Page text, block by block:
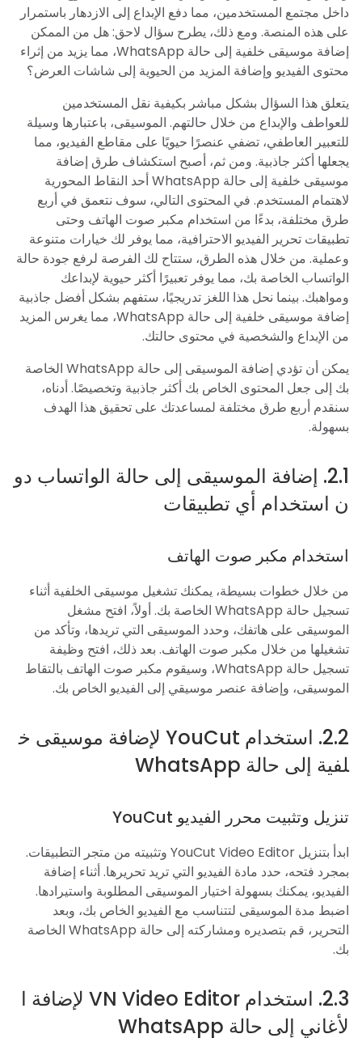
داخل مجتمع المستخدمين، مما دفع الإبداع إلى الازدهار باستمرار
على هذه المنصة. ومع ذلك، يطرح سؤال لاحق: هل من الممكن
إضافة موسيقى خلفية إلى حالة WhatsApp، مما يزيد من إثراء
محتوى الفيديو وإضافة المزيد من الحيوية إلى شاشات العرض؟
يتعلق هذا السؤال بشكل مباشر بكيفية نقل المستخدمين
للعواطف والإبداع من خلال حالتهم. الموسيقى، باعتبارها وسيلة
للتعبير العاطفي، تضفي عنصرًا حيويًا على مقاطع الفيديو، مما
يجعلها أكثر جاذبية. ومن ثم، أصبح استكشاف طرق إضافة
موسيقى خلفية إلى حالة WhatsApp أحد النقاط المحورية
لاهتمام المستخدم. في المحتوى التالي، سوف نتعمق في أربع
طرق مختلفة، بدءًا من استخدام مكبر صوت الهاتف وحتى
تطبيقات تحرير الفيديو الاحترافية، مما يوفر لك خيارات متنوعة
وعملية. من خلال هذه الطرق، ستتاح لك الفرصة لرفع جودة حالة
الواتساب الخاصة بك، مما يوفر تعبيرًا أكثر حيوية لإبداعك
ومواهبك. بينما نحل هذا اللغز تدريجيًا، ستفهم بشكل أفضل جاذبية
إضافة موسيقى خلفية إلى حالة WhatsApp، مما يغرس المزيد
من الإبداع والشخصية في محتوى حالتك.
يمكن أن تؤدي إضافة الموسيقى إلى حالة WhatsApp الخاصة
بك إلى جعل المحتوى الخاص بك أكثر جاذبية وتخصيصًا. أدناه،
سنقدم أربع طرق مختلفة لمساعدتك على تحقيق هذا الهدف
بسهولة.
2.1. إضافة الموسيقى إلى حالة الواتساب دو
ن استخدام أي تطبيقات
استخدام مكبر صوت الهاتف
من خلال خطوات بسيطة، يمكنك تشغيل موسيقى الخلفية أثناء
تسجيل حالة WhatsApp الخاصة بك. أولاً، افتح مشغل
الموسيقى على هاتفك، وحدد الموسيقى التي تريدها، وتأكد من
تشغيلها من خلال مكبر صوت الهاتف. بعد ذلك، افتح وظيفة
تسجيل حالة WhatsApp، وسيقوم مكبر صوت الهاتف بالتقاط
الموسيقى، وإضافة عنصر موسيقي إلى الفيديو الخاص بك.
2.2. استخدام YouCut لإضافة موسيقى خ
لفية إلى حالة WhatsApp
تنزيل وتثبيت محرر الفيديو YouCut
ابدأ بتنزيل YouCut Video Editor وتثبيته من متجر التطبيقات.
بمجرد فتحه، حدد مادة الفيديو التي تريد تحريرها. أثناء إضافة
الفيديو، يمكنك بسهولة اختيار الموسيقى المطلوبة واستيرادها.
اضبط مدة الموسيقى لتتناسب مع الفيديو الخاص بك، وبعد
التحرير، قم بتصديره ومشاركته إلى حالة WhatsApp الخاصة
بك.
2.3. استخدام VN Video Editor لإضافة ا
لأغاني إلى حالة WhatsApp